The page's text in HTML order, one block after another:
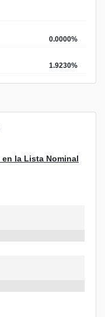
0.0000%
1.9230%
la Lista Nominal